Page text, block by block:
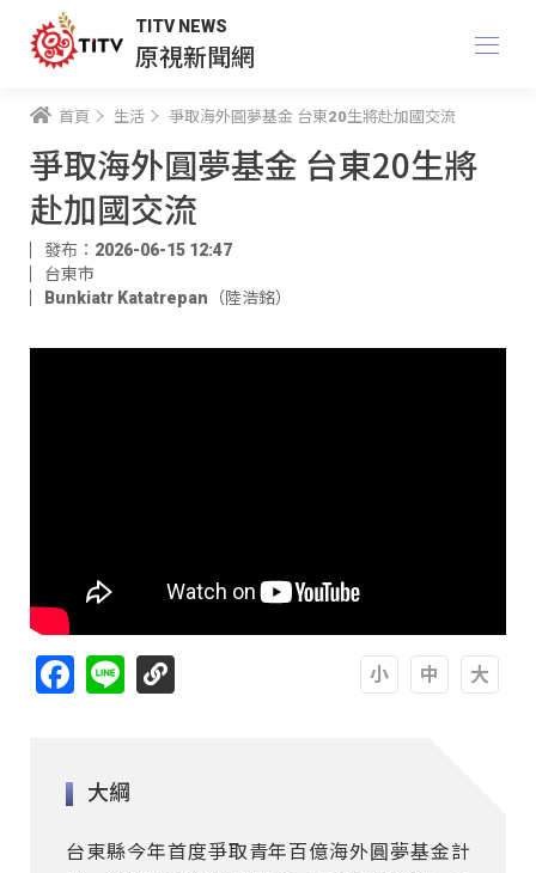
TITV NEWS
原視新聞網
首頁 生活 爭取海外圓夢基金 台東20生將赴加國交流
爭取海外圓夢基金 台東20生將
赴加國交流
發布：2026-06-15 12:47
台東市
Bunkiatr Katatrepan（陸浩銘）
Facebook
Line
大綱
台東縣今年首度爭取青年百億海外圓夢基金計